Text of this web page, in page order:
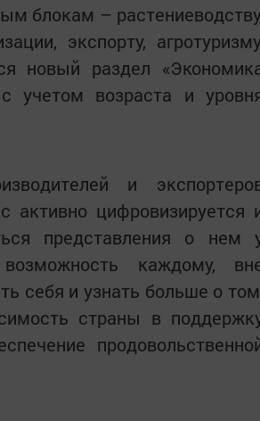
блокам –
экспорту,
новый раздел
учетом возраста и
и
активно цифровизируется
представления о нем
каждому,
себя и узнать больше о
страны в